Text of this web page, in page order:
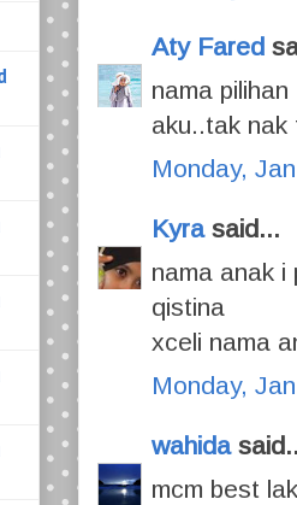
Aty Fared
nama
aku..tak nak
Monday,
Kyrasaid...
nama anak i
qistina
xceli nama
Monday,
wahida
mcm best